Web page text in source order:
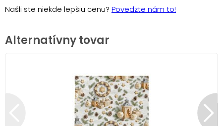
Našli ste niekde lepšiu cenu? Povedzte nám to!
Alternatívny tovar